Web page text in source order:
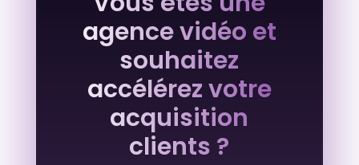
agence vidéo et
souhaitez
accélérez votre
acquisition
clients ?